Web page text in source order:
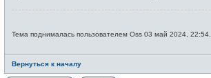
Тема поднималась пользователем Oss 03 май 2024, 22:54.
Вернуться к началу